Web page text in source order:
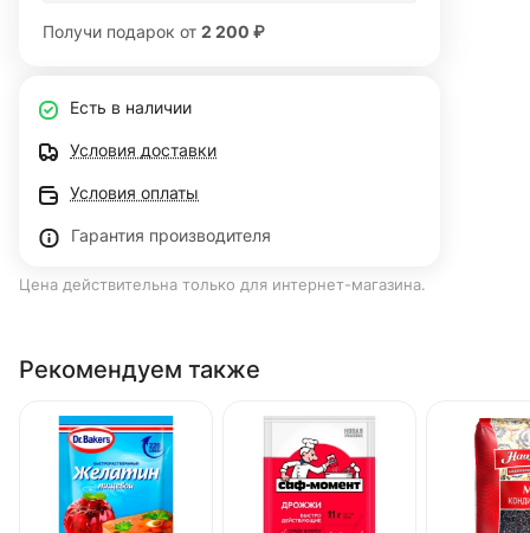
Получи подарок от 2 200 ₽
Есть в наличии
Условия доставки
Условия оплаты
Гарантия производителя
Цена действительна только для интернет-магазина.
Рекомендуем также